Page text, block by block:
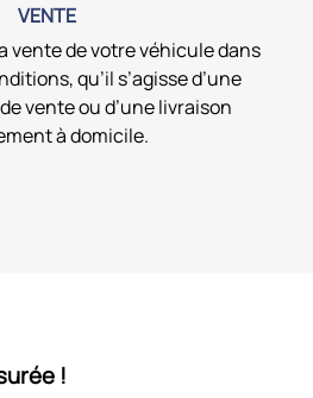
VENTE
vente de votre véhicule dans
qu’il s’agisse d’une
vente ou d’une livraison
à domicile.
!